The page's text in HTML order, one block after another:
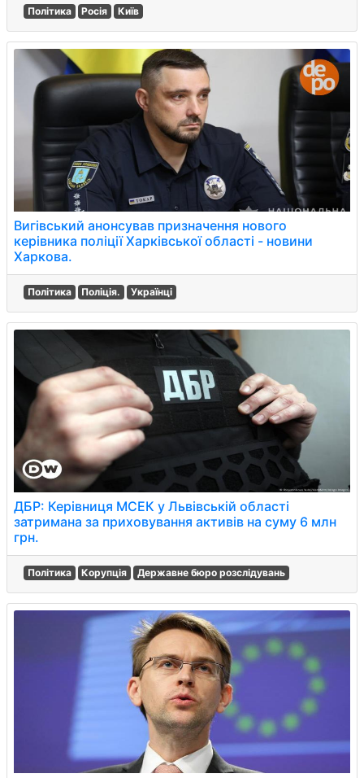
Політика Росія Київ
Вигівський анонсував призначення нового
керівника поліції Харківської області - новини
Харкова.
Політика Поліція. Українці
ДБР: Керівниця МСЕК у Львівській області
затримана за приховування активів на суму 6 млн
грн.
Політика Корупція Державне бюро розслідувань